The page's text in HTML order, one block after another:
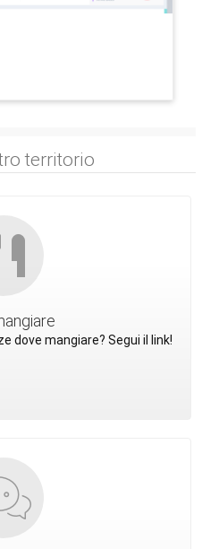
territorio
dove mangiare? Segui il link!